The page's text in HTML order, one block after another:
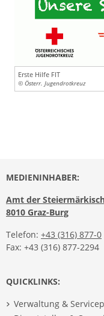
Erste Hilfe FIT
© Österr. Jugendrotkreuz
MEDIENINHABER:
Amt der
8010 Graz-Burg
Telefon: +43 (316) 877-0
Fax: +43 (316) 877-2294
QUICKLINKS:
Verwaltung &